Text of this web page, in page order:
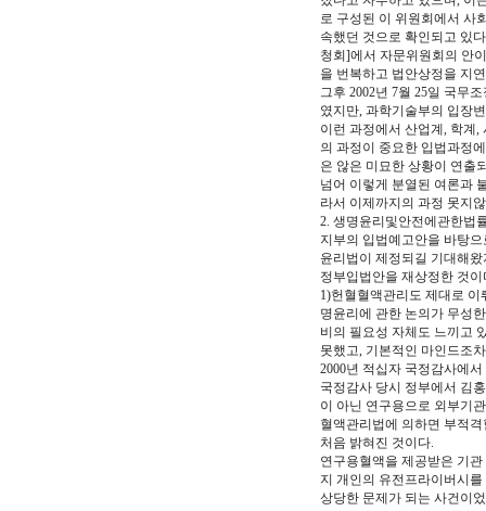
로 구성된 이 위원회에서 사
속했던 것으로 확인되고 있
청회]에서 자문위원회의 안
을 번복하고 법안상정을 지
그후 2002년 7월 25일 국무
였지만, 과학기술부의 입장
이런 과정에서 산업계, 학계
의 과정이 중요한 입법과정
은 않은 미묘한 상황이 연출
넘어 이렇게 분열된 여론과
라서 이제까지의 과정 못지
2. 생명윤리및안전에관한법
지부의 입법예고안을 바탕
윤리법이 제정되길 기대해
정부입법안을 재상정한 것
1)헌혈혈액관리도 제대로
명윤리에 관한 논의가 무성
비의 필요성 자체도 느끼고
못했고, 기본적인 마인드조
2000년 적십자 국정감사에
국정감사 당시 정부에서 김
이 아닌 연구용으로 외부기
혈액관리법에 의하면 부적
처음 밝혀진 것이다.
연구용혈액을 제공받은 기
지 개인의 유전프라이버시
상당한 문제가 되는 사건이